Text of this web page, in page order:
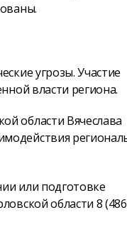
угрозы. Участие
власти региона.
области Вячеслава
или подготовке
области 8